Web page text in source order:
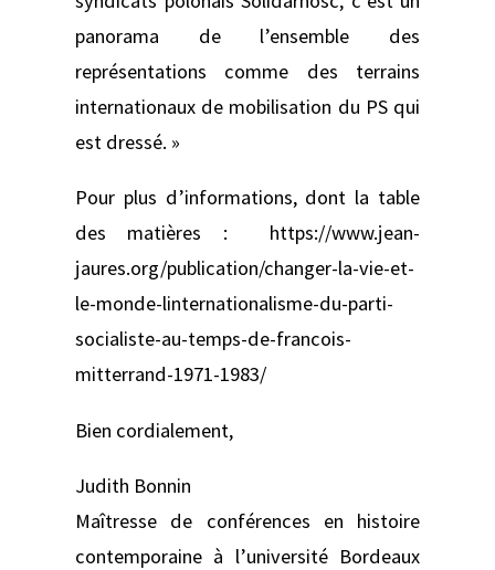
panorama de l’ensemble des
représentations comme des terrains
internationaux de mobilisation du PS qui
est dressé. »
Pour plus d’informations, dont la table
des matières : https://www.jean-
jaures.org/publication/changer-la-vie-et-
le-monde-linternationalisme-du-parti-
socialiste-au-temps-de-francois-
mitterrand-1971-1983/
Bien cordialement,
Judith Bonnin
Maîtresse de conférences en histoire
contemporaine à l’université Bordeaux